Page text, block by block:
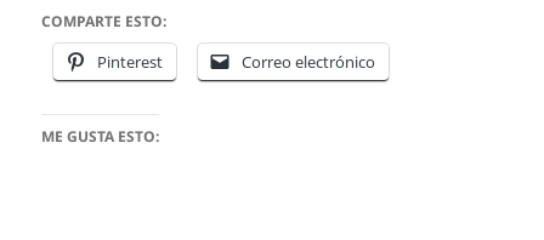
COMPARTE ESTO:
Pinterest Correo electrónico
ME GUSTA ESTO: